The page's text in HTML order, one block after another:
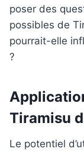
poser des
possibles de
pourrait-elle
?
Tiramisu
Le potentiel